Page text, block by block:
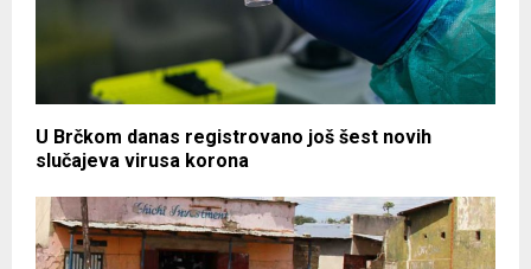
U Brčkom danas registrovano još šest novih
slučajeva virusa korona